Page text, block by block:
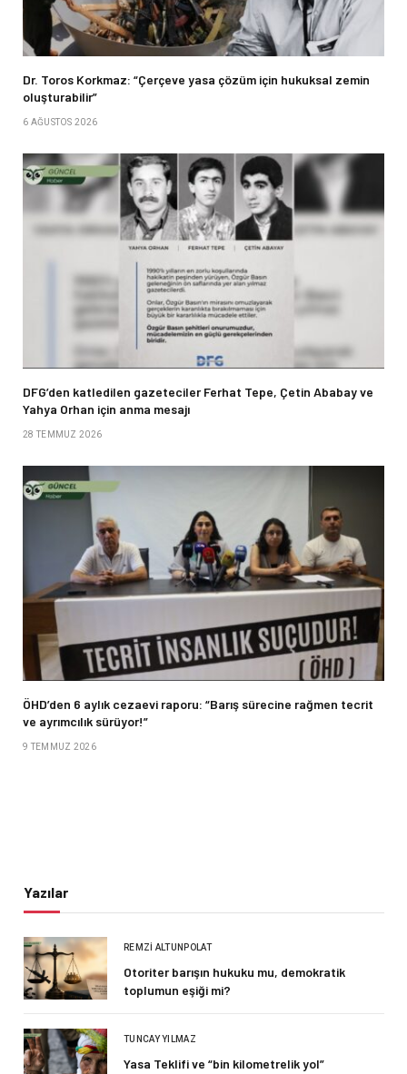
Dr. Toros Korkmaz: “Çerçeve yasa çözüm için hukuksal zemin
oluşturabilir”
6 AĞUSTOS 2026
DFG’den katledilen gazeteciler Ferhat Tepe, Çetin Ababay ve
Yahya Orhan için anma mesajı
28 TEMMUZ 2026
ÖHD’den 6 aylık cezaevi raporu: “Barış sürecine rağmen tecrit
ve ayrımcılık sürüyor!”
9 TEMMUZ 2026
Yazılar
REMZI ALTUNPOLAT
Otoriter barışın hukuku mu, demokratik
toplumun eşiği mi?
TUNCAY YILMAZ
Yasa Teklifi ve “bin kilometrelik yol”